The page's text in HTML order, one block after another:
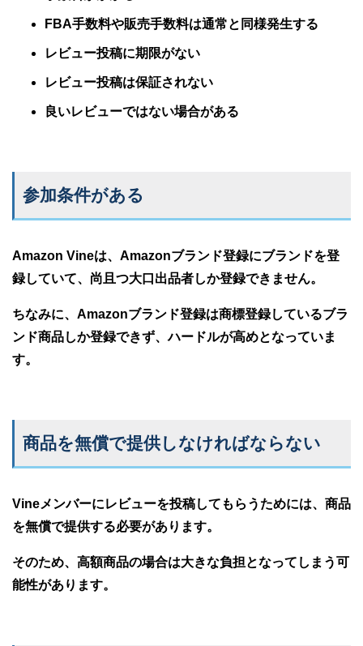
FBA手数料や販売手数料は通常と同様発生する
レビュー投稿に期限がない
レビュー投稿は保証されない
良いレビューではない場合がある
参加条件がある
Amazon Vineは、Amazonブランド登録にブランドを登
録していて、尚且つ大口出品者しか登録できません。
ちなみに、Amazonブランド登録は商標登録しているブラ
ンド商品しか登録できず、ハードルが高めとなっていま
す。
商品を無償で提供しなければならない
Vineメンバーにレビューを投稿してもらうためには、商品
を無償で提供する必要があります。
そのため、高額商品の場合は大きな負担となってしまう可
能性があります。